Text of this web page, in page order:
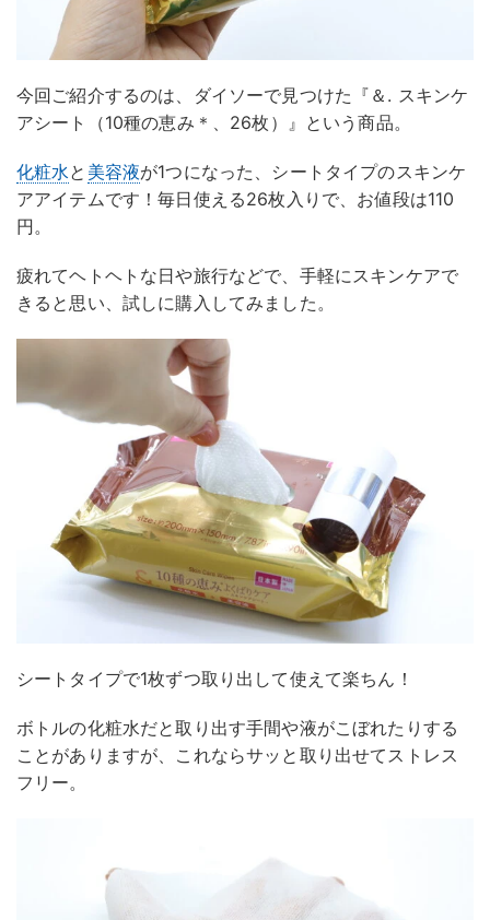
今回ご紹介するのは、ダイソーで見つけた『＆. スキンケ
アシート（10種の恵み＊、26枚）』という商品。
化粧水と 美容液が1つになった、シートタイプのスキンケ
アアイテムです！毎日使える26枚入りで、お値段は110
円。
疲れてヘトヘトな日や旅行などで、手軽にスキンケアで
きると思い、試しに購入してみました。
シートタイプで1枚ずつ取り出して使えて楽ちん！
ボトルの化粧水だと取り出す手間や液がこぼれたりする
ことがありますが、これならサッと取り出せてストレス
フリー。